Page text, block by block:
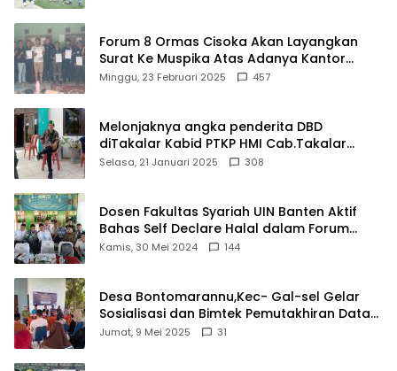
Forum 8 Ormas Cisoka Akan Layangkan
Surat Ke Muspika Atas Adanya Kantor
Matel di Cisoka
Minggu, 23 Februari 2025 457
Melonjaknya angka penderita DBD
diTakalar Kabid PTKP HMI Cab.Takalar
angkat bicara
Selasa, 21 Januari 2025 308
Dosen Fakultas Syariah UIN Banten Aktif
Bahas Self Declare Halal dalam Forum
Ijtima Ulama MUI
Kamis, 30 Mei 2024 144
Desa Bontomarannu,Kec- Gal-sel Gelar
Sosialisasi dan Bimtek Pemutakhiran Data
ID
Jumat, 9 Mei 2025 31